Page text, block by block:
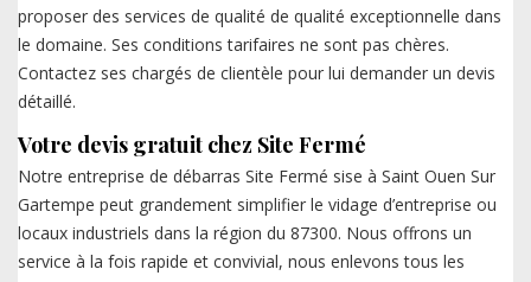
proposer des services de qualité de qualité exceptionnelle dans
le domaine. Ses conditions tarifaires ne sont pas chères.
Contactez ses chargés de clientèle pour lui demander un devis
détaillé.
Votre devis gratuit chez Site Fermé
Notre entreprise de débarras Site Fermé sise à Saint Ouen Sur
Gartempe peut grandement simplifier le vidage d’entreprise ou
locaux industriels dans la région du 87300. Nous offrons un
service à la fois rapide et convivial, nous enlevons tous les